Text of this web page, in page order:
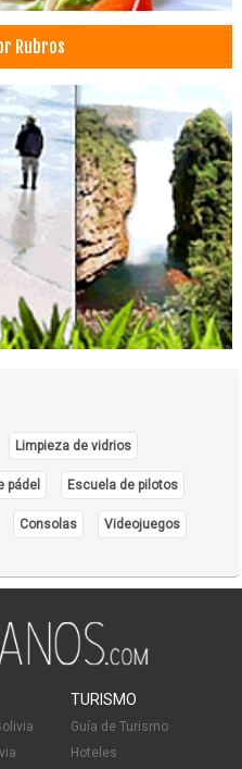
Rubros
Limpieza de vidrios
pádel Escuela de pilotos
Consolas Videojuegos
TURISMO
Guía de Turismo
Hoteles